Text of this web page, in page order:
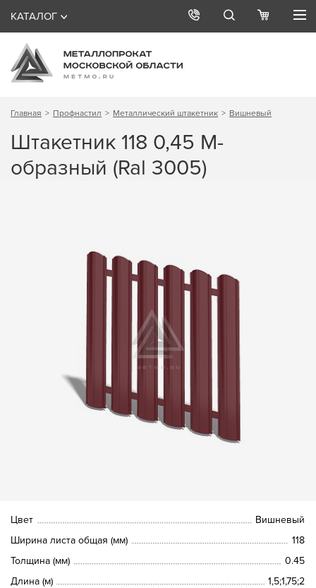
КАТАЛОГ
Главная Профнастил Металлический штакетник Вишневый
Штакетник 118 0,45 М-
образный (Ral 3005)
Цвет
Вишневый
Ширина листа общая (мм)
118
Толщина (мм)
0.45
Длина (м)
1,5;1,75;2